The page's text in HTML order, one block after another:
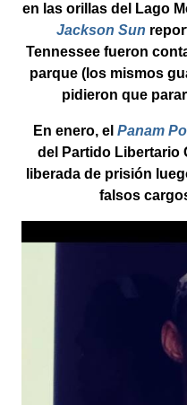
en las orillas del Lago
Jackson Sun
Tennessee fueron
parque (los mismos
pidieron que
En enero, el Panam
del Partido Libertario
liberada de prisión
falsos